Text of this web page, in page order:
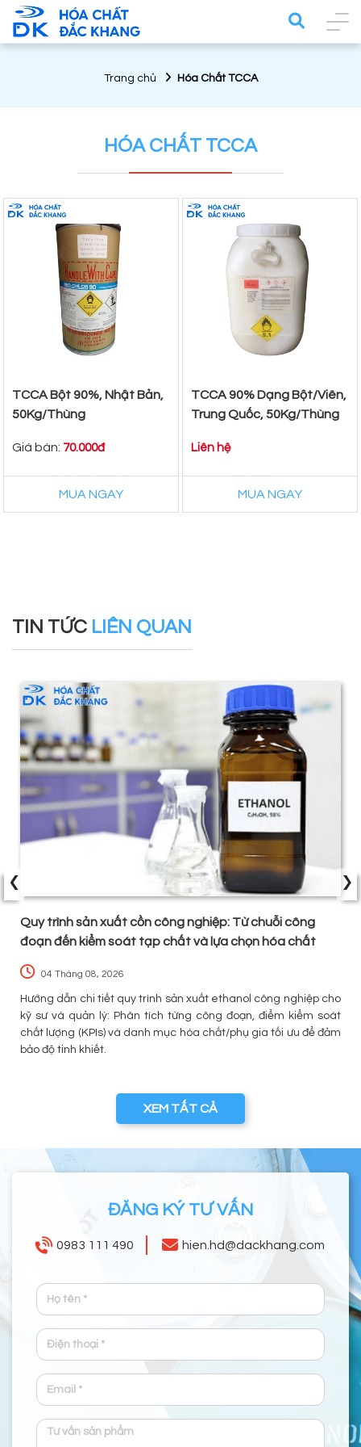
Trang chủ Hóa Chất TCCA
HÓA CHẤT TCCA
TCCA Bột 90%, Nhật Bản,
50Kg/Thùng
Giá bán: 70.000đ
MUA NGAY
TCCA 90% Dạng Bột/Viên,
Trung Quốc, 50Kg/Thùng
Liên hệ
MUA NGAY
TIN TỨC LIÊN QUAN
Quy trình sản xuất cồn công nghiệp: Từ chuỗi công
đoạn đến kiểm soát tạp chất và lựa chọn hóa chất
04 Tháng 08, 2026
Hướng dẫn chi tiết quy trình sản xuất ethanol công nghiệp cho
kỹ sư và quản lý: Phân tích từng công đoạn, điểm kiểm soát
chất lượng (KPIs) và danh mục hóa chất/phụ gia tối ưu để đảm
bảo độ tinh khiết.
‹ ›
XEM TẤT CẢ
ĐĂNG KÝ TƯ VẤN
0983 111 490 hien.hd@dackhang.com